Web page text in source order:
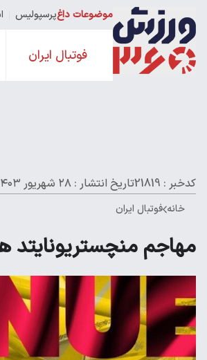
موضوعات داغپرسپولیس
فوتبال ایران
کدخبر : 21819 تاریخ انتشار : ۲۸ شهریور ۱۴۰۳ - ۱۳:۰۱
خانه فوتبال ایران
مهاجم